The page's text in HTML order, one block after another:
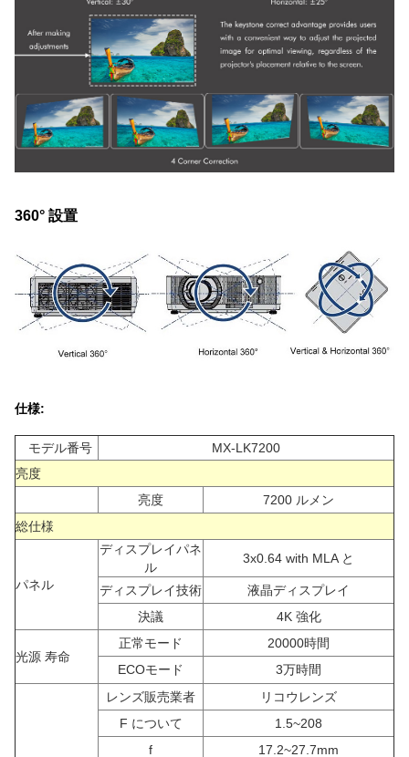
360° 設置
仕様:
モデル番号
MX-LK7200
亮度
亮度
7200 ルメン
総仕様
パネル
ディスプレイパネ
ル
3x0.64 with MLA と
ディスプレイ技術
液晶ディスプレイ
決議
4K 強化
光源 寿命
正常モード
20000時間
ECOモード
3万時間
レンズ販売業者
リコウレンズ
F について
1.5~208
f
17.2~27.7mm